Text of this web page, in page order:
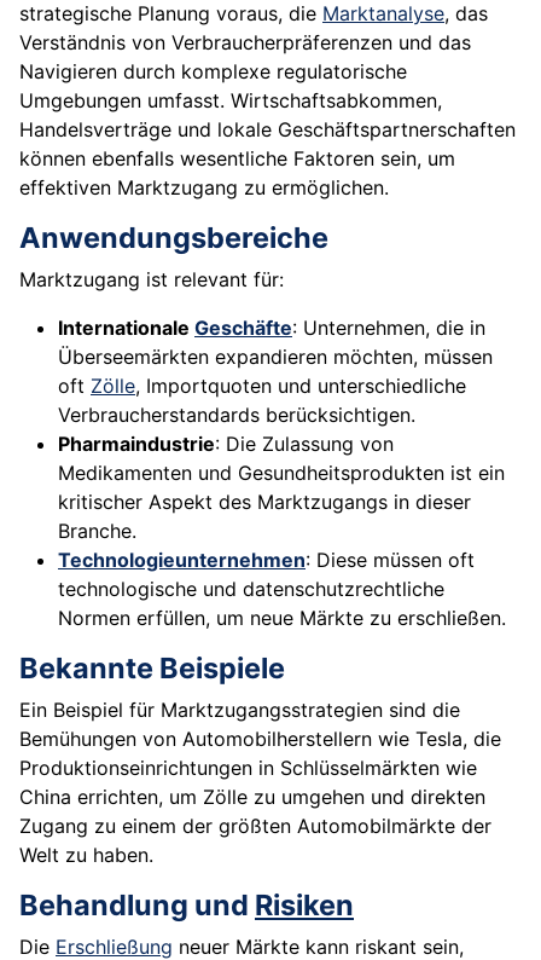
strategische Planung voraus, die Marktanalyse, das
Verständnis von Verbraucherpräferenzen und das
Navigieren durch komplexe regulatorische
Umgebungen umfasst. Wirtschaftsabkommen,
Handelsverträge und lokale Geschäftspartnerschaften
können ebenfalls wesentliche Faktoren sein, um
effektiven Marktzugang zu ermöglichen.
Anwendungsbereiche
Marktzugang ist relevant für:
Internationale Geschäfte: Unternehmen, die in
Überseemärkten expandieren möchten, müssen
oft Zölle, Importquoten und unterschiedliche
Verbraucherstandards berücksichtigen.
Pharmaindustrie: Die Zulassung von
Medikamenten und Gesundheitsprodukten ist ein
kritischer Aspekt des Marktzugangs in dieser
Branche.
Technologieunternehmen: Diese müssen oft
technologische und datenschutzrechtliche
Normen erfüllen, um neue Märkte zu erschließen.
Bekannte Beispiele
Ein Beispiel für Marktzugangsstrategien sind die
Bemühungen von Automobilherstellern wie Tesla, die
Produktionseinrichtungen in Schlüsselmärkten wie
China errichten, um Zölle zu umgehen und direkten
Zugang zu einem der größten Automobilmärkte der
Welt zu haben.
Behandlung und Risiken
Die Erschließung neuer Märkte kann riskant sein,